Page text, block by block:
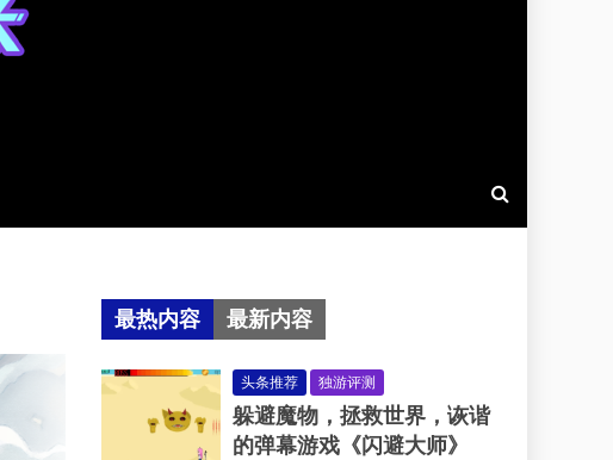
最热内容 最新内容
头条推荐 独游评测
躲避魔物，拯救世界，诙谐
的弹幕游戏《闪避大师》